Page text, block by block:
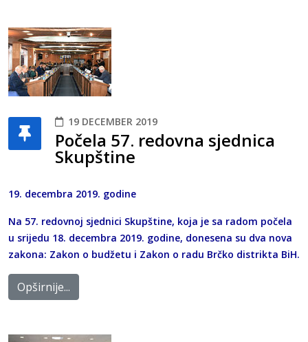
19 DECEMBER 2019
Počela 57. redovna sjednica
Skupštine
19. decembra 2019. godine
Na 57. redovnoj sjednici Skupštine, koja je sa radom počela
u srijedu 18. decembra 2019. godine, donesena su dva nova
zakona: Zakon o budžetu i Zakon o radu Brčko distrikta BiH.
Opširnije...